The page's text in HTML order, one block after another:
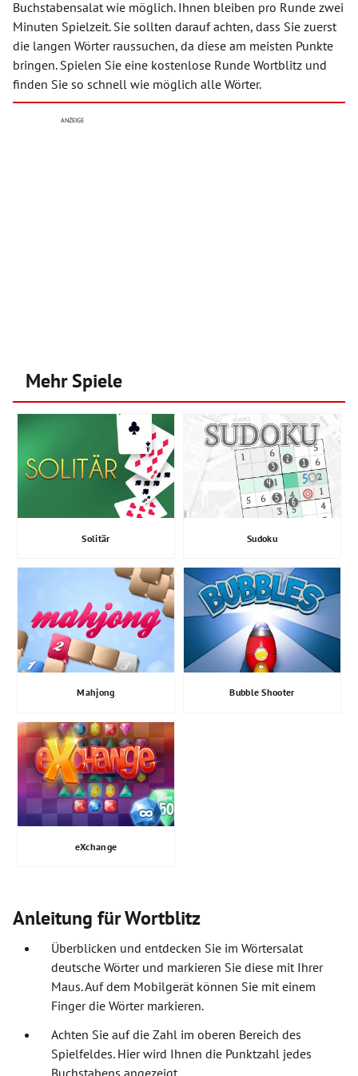
Buchstabensalat wie möglich. Ihnen bleiben pro Runde zwei
Minuten Spielzeit. Sie sollten darauf achten, dass Sie zuerst
die langen Wörter raussuchen, da diese am meisten Punkte
bringen. Spielen Sie eine kostenlose Runde Wortblitz und
finden Sie so schnell wie möglich alle Wörter.
ANZEIGE
Mehr Spiele
Solitär Sudoku
Mahjong Bubble Shooter
eXchange
Anleitung für Wortblitz
Überblicken und entdecken Sie im Wörtersalat
deutsche Wörter und markieren Sie diese mit Ihrer
Maus. Auf dem Mobilgerät können Sie mit einem
Finger die Wörter markieren.
Achten Sie auf die Zahl im oberen Bereich des
Spielfeldes. Hier wird Ihnen die Punktzahl jedes